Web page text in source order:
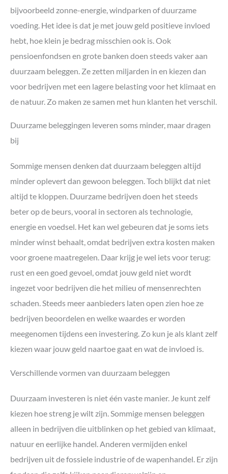
bijvoorbeeld zonne-energie, windparken of duurzame
voeding. Het idee is dat je met jouw geld positieve invloed
hebt, hoe klein je bedrag misschien ook is. Ook
pensioenfondsen en grote banken doen steeds vaker aan
duurzaam beleggen. Ze zetten miljarden in en kiezen dan
voor bedrijven met een lagere belasting voor het klimaat en
de natuur. Zo maken ze samen met hun klanten het verschil.
Duurzame beleggingen leveren soms minder, maar dragen
bij
Sommige mensen denken dat duurzaam beleggen altijd
minder oplevert dan gewoon beleggen. Toch blijkt dat niet
altijd te kloppen. Duurzame bedrijven doen het steeds
beter op de beurs, vooral in sectoren als technologie,
energie en voedsel. Het kan wel gebeuren dat je soms iets
minder winst behaalt, omdat bedrijven extra kosten maken
voor groene maatregelen. Daar krijg je wel iets voor terug:
rust en een goed gevoel, omdat jouw geld niet wordt
ingezet voor bedrijven die het milieu of mensenrechten
schaden. Steeds meer aanbieders laten open zien hoe ze
bedrijven beoordelen en welke waardes er worden
meegenomen tijdens een investering. Zo kun je als klant zelf
kiezen waar jouw geld naartoe gaat en wat de invloed is.
Verschillende vormen van duurzaam beleggen
Duurzaam investeren is niet één vaste manier. Je kunt zelf
kiezen hoe streng je wilt zijn. Sommige mensen beleggen
alleen in bedrijven die uitblinken op het gebied van klimaat,
natuur en eerlijke handel. Anderen vermijden enkel
bedrijven uit de fossiele industrie of de wapenhandel. Er zijn